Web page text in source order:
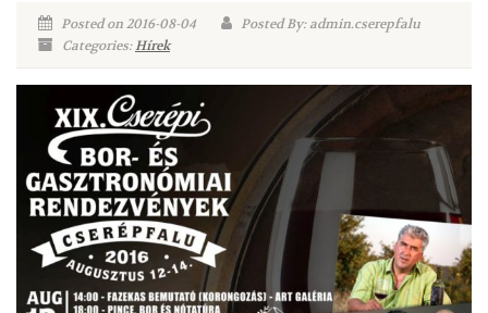
Posted on 2016-08-04
Posted By: admin.cserepfalu
Categories:Hírek